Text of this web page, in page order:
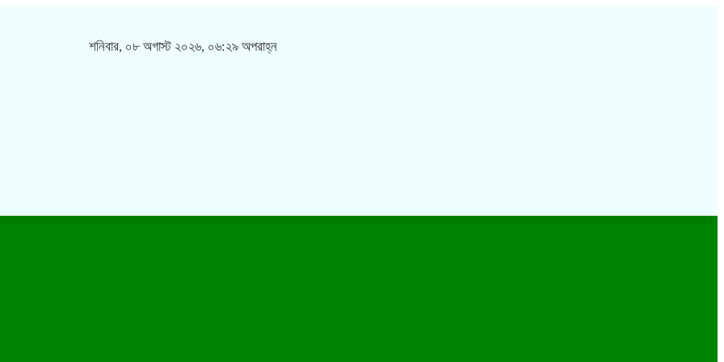
শনিবার, ০৮ অগাস্ট ২০২৬, ০৬:২৯ অপরাহ্ন